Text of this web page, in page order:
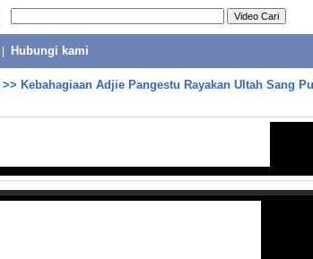
Hubungi kami
>> Kebahagiaan Adjie Pangestu Rayakan Ultah Sang